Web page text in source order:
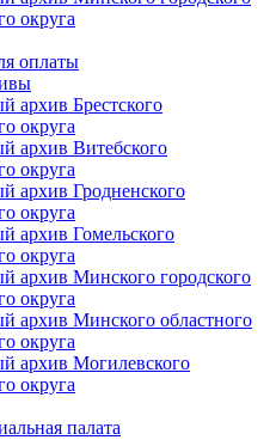
округа
оплаты
архив Брестского
округа
архив Витебского
округа
архив Гродненского
округа
архив Гомельского
округа
архив Минского городского
округа
архив Минского областного
округа
архив Могилевского
округа
палата